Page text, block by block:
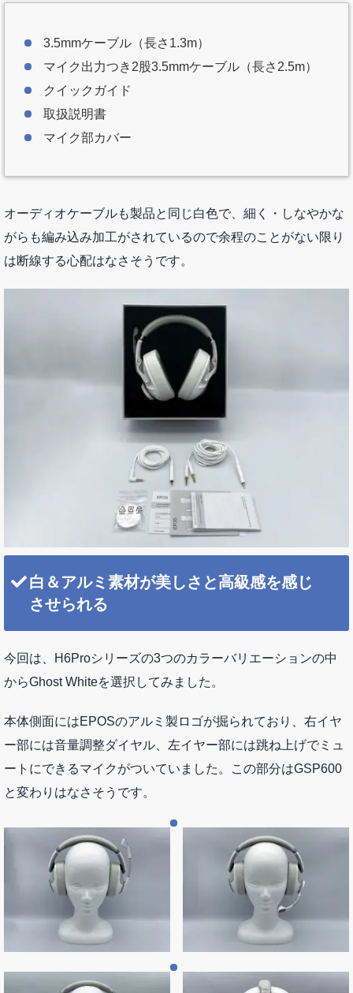
3.5mmケーブル（長さ1.3m）
マイク出力つき2股3.5mmケーブル（長さ2.5m）
クイックガイド
取扱説明書
マイク部カバー
オーディオケーブルも製品と同じ白色で、細く・しなやかな
がらも編み込み加工がされているので余程のことがない限り
は断線する心配はなさそうです。
白＆アルミ素材が美しさと高級感を感じ
させられる
今回は、H6Proシリーズの3つのカラーバリエーションの中
からGhost Whiteを選択してみました。
本体側面にはEPOSのアルミ製ロゴが掘られており、右イヤ
ー部には音量調整ダイヤル、左イヤー部には跳ね上げでミュ
ートにできるマイクがついていました。この部分はGSP600
と変わりはなさそうです。